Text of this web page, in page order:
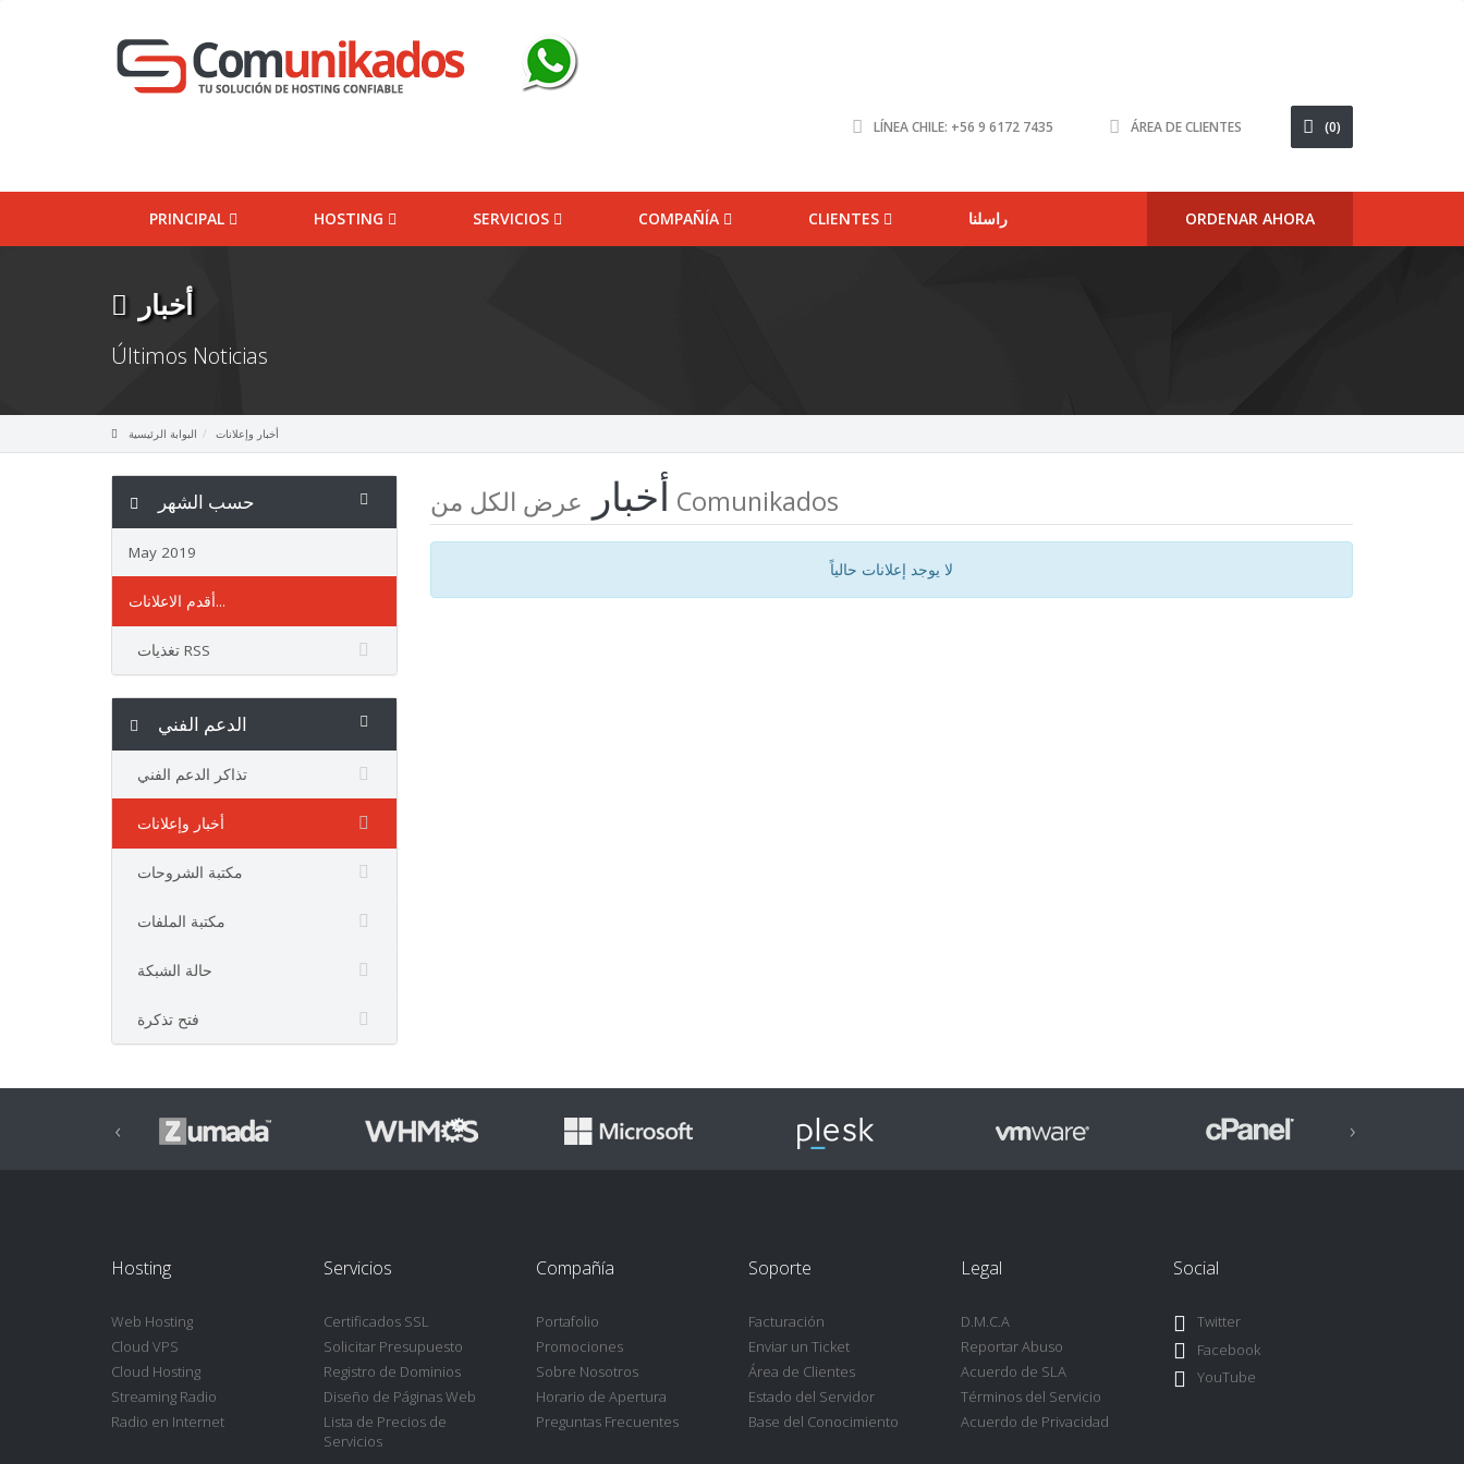
LÍNEA CHILE: +56 9 6172 7435 ÁREA DE CLIENTES (0)
PRINCIPAL HOSTING SERVICIOS COMPAÑÍA CLIENTES راسلنا ORDENAR AHORA
أخبار
Últimos Noticias
البوابة الرئيسية أخبار وإعلانات
أخبار عرض الكل من Comunikados حسب الشهر
May 2019
أقدم الاعلانات...
تغذيات RSS
لا يوجد إعلانات حالياً
الدعم الفني
تذاكر الدعم الفني
أخبار وإعلانات
مكتبة الشروحات
مكتبة الملفات
حالة الشبكة
فتح تذكرة
‹ ›
Hosting
Web Hosting
Cloud VPS
Cloud Hosting
Streaming Radio
Radio en Internet
Servicios
Certificados SSL
Solicitar Presupuesto
Registro de Dominios
Diseño de Páginas Web
Lista de Precios de
Servicios
Compañía
Portafolio
Promociones
Sobre Nosotros
Horario de Apertura
Preguntas Frecuentes
Soporte
Facturación
Enviar un Ticket
Área de Clientes
Estado del Servidor
Base del Conocimiento
Legal
D.M.C.A
Reportar Abuso
Acuerdo de SLA
Términos del Servicio
Acuerdo de Privacidad
Social
Twitter
Facebook
YouTube